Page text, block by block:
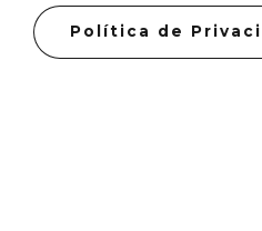
Política de